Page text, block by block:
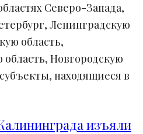
Северо-Запада,
Ленинградскую
область,
Новгородскую
находящиеся в
изъяли